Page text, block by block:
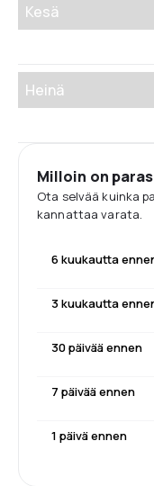
Kesä
Heinä
Milloin on
Ota selvää kuinka
kannattaa varata.
6 kuukautta
3 kuukautta
30 päivää ennen
7 päivää ennen
1 päivä ennen